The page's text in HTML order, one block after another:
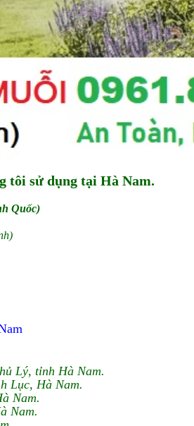
tôi sử dụng tại Hà Nam.
Quốc)
Lý, tỉnh Hà Nam.
Lục, Hà Nam.
Nam.
Nam.